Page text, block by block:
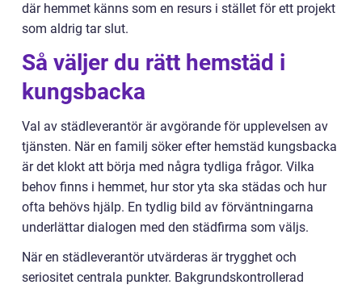
där hemmet känns som en resurs i stället för ett projekt
som aldrig tar slut.
Så väljer du rätt hemstäd i
kungsbacka
Val av städleverantör är avgörande för upplevelsen av
tjänsten. När en familj söker efter hemstäd kungsbacka
är det klokt att börja med några tydliga frågor. Vilka
behov finns i hemmet, hur stor yta ska städas och hur
ofta behövs hjälp. En tydlig bild av förväntningarna
underlättar dialogen med den städfirma som väljs.
När en städleverantör utvärderas är trygghet och
seriositet centrala punkter. Bakgrundskontrollerad